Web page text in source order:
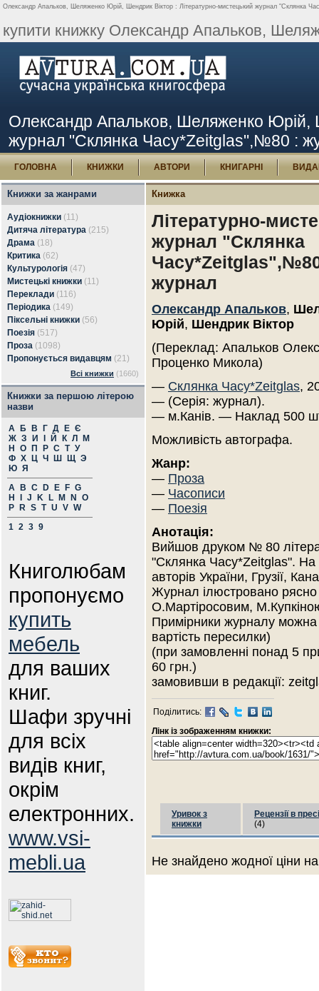
Олександр Апальков, Шеляженко Юрій, Шендрик Віктор : Літературно-мистецький журнал "Склянка
купити книжку Олександр Апальков,
Олександр Апальков, Шеляженко Юрій,
журнал "Склянка Часу*Zeitglas",№80 :
ГОЛОВНА КНИЖКИ АВТОРИ КНИГАРНІ
Книжки за жанрами
Аудіокнижки (11)
Дитяча література (215)
Драма (18)
Критика (62)
Культурологія (47)
Мистецькі книжки (11)
Переклади (116)
Періодика (149)
Піксельні книжки (56)
Поезія (517)
Проза (1098)
Пропонується видавцям (21)
Всі книжки (1660)
Книжки за першою літерою
назви
А Б В Г Д Е Є
Ж З И Й К Л
М
Н
О П Р С Т У
Ф Х Ц Ч Ш Щ Э
Ю Я
A
B C D E F G
H
J K L M N
O
P
R S T U V W
1 2 3 9
Книголюбам
пропонуємо
купить
мебель
для ваших
книг.
Шафи зручні
для всіх
видів книг,
окрім
електронних.
www.vsi-
mebli.ua
Книжка
Літературно-
журнал "Склянка
журнал
Олександр Апальков,
Юрій, Шендрик Віктор
(Переклад: Апальков
Проценко Микола)
— Склянка Часу*Zeitglas,
— (Серія: журнал).
— м.Канів. — Наклад 500
Можливість автографа.
Жанр:
— Проза
— Часописи
— Поезія
Анотація:
Вийшов друком № 80
"Склянка Часу*Zeitglas". На
авторів України, Грузії,
Журнал ілюстровано
О.Мартіросовим,
Примірники журналу
вартість пересилки)
(при замовленні понад 5
60 грн.)
замовивши в редакції:
Поділитись:
Лінк із зображенням книжки:
Уривок з
книжки
Рецензії в пресі
(4)
Не знайдено жодної ціни